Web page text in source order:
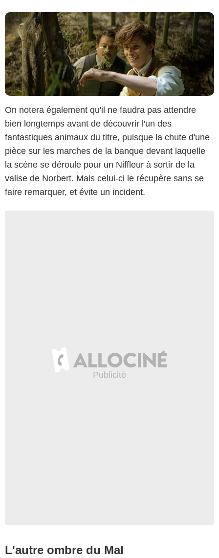
On notera également qu'il ne faudra pas attendre
bien longtemps avant de découvrir l'un des
fantastiques animaux du titre, puisque la chute d'une
pièce sur les marches de la banque devant laquelle
la scène se déroule pour un Niffleur à sortir de la
valise de Norbert. Mais celui-ci le récupère sans se
faire remarquer, et évite un incident.
L'autre ombre du Mal